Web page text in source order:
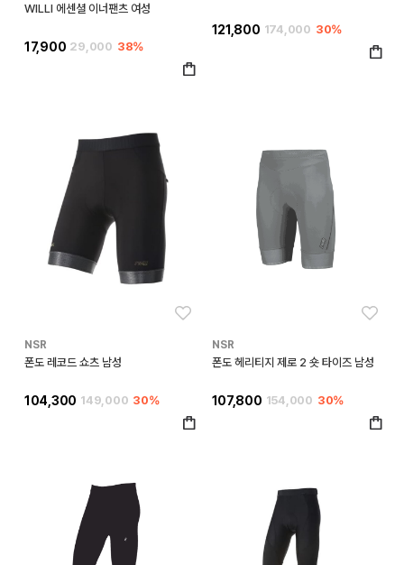
WILLI 에센셜 이너팬츠 여성
17,900 29,000 38%
121,800 174,000 30%
NSR
폰도 레코드 쇼츠 남성
104,300 149,000 30%
NSR
폰도 헤리티지 제로 2 숏 타이즈 남성
107,800 154,000 30%